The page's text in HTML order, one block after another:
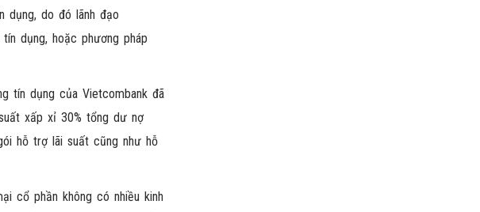
dụng, do đó lãnh đạo
dụng, hoặc phương pháp
tín dụng của Vietcombank đã
xấp xỉ 30% tổng dư nợ
hỗ trợ lãi suất cũng như hỗ
cổ phần không có nhiều kinh